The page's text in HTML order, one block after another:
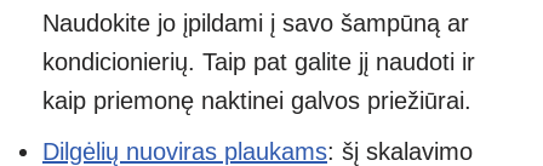
Naudokite jo įpildami į savo šampūną ar
kondicionierių. Taip pat galite jį naudoti ir
kaip priemonę naktinei galvos priežiūrai.
Dilgėlių nuoviras plaukams: šį skalavimo